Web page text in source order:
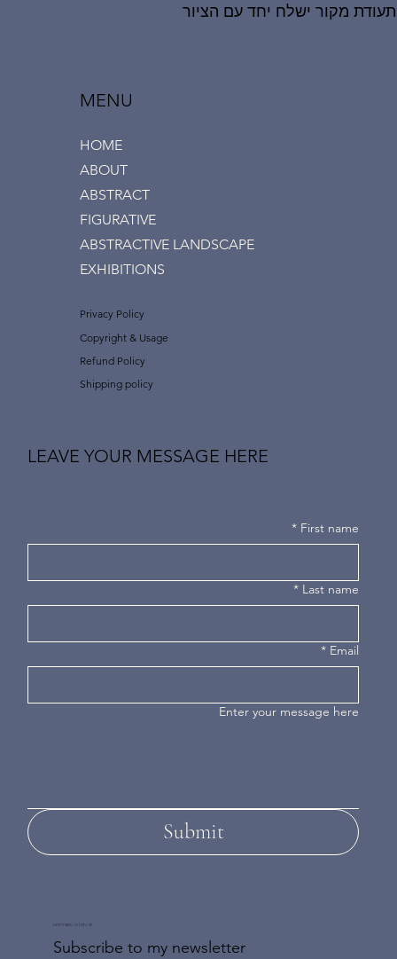
תעודת מקור ישלח יחד עם הציור
MENU
HOME
ABOUT
ABSTRACT
FIGURATIVE
ABSTRACTIVE LANDSCAPE
EXHIBITIONS
Privacy Policy
Copyright & Usage
Refund Policy
Shipping policy
DON'T MISS AN UPDATE
Subscribe to my newsletter
LEAVE YOUR MESSAGE HERE
First name
*
Last name
*
Email
*
Enter your message here
Submit